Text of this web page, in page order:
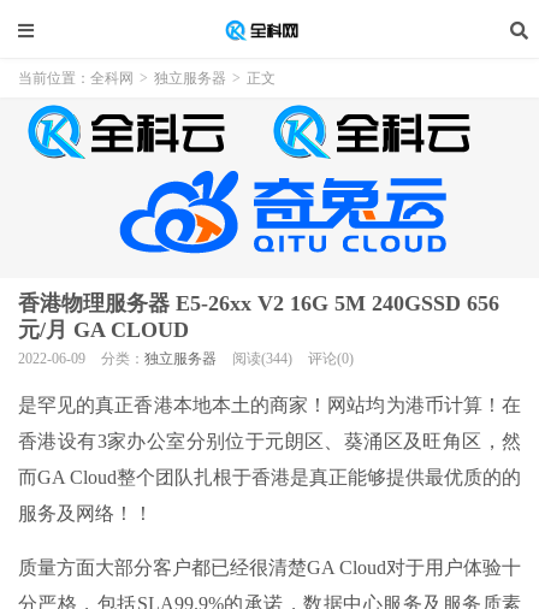
当前位置： 全科网 > 独立服务器 > 正文
香港物理服务器 E5-26xx V2 16G 5M 240GSSD 656
元/月 GA CLOUD
2022-06-09 分类： 独立服务器 阅读(344) 评论(0)
是罕见的真正香港本地本土的商家！网站均为港币计算！在
香港设有3家办公室分别位于元朗区、葵涌区及旺角区，然
而GA Cloud整个团队扎根于香港是真正能够提供最优质的的
服务及网络！！
质量方面大部分客户都已经很清楚GA Cloud对于用户体验十
分严格，包括SLA99.9%的承诺，数据中心服务及服务质素